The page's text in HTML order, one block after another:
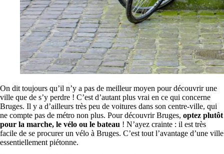
On dit toujours qu’il n’y a pas de meilleur moyen pour découvrir une
ville que de s’y perdre ! C’est d’autant plus vrai en ce qui concerne
Bruges. Il y a d’ailleurs très peu de voitures dans son centre-ville, qui
ne compte pas de métro non plus. Pour découvrir Bruges, optez plutôt
pour la marche, le vélo ou le bateau ! N’ayez crainte : il est très
facile de se procurer un vélo à Bruges. C’est tout l’avantage d’une ville
essentiellement piétonne.